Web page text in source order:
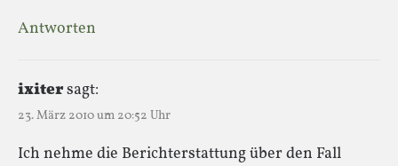
Antworten
ixitersagt:
23. März 2010 um 20:52 Uhr
Ich nehme die Berichterstattung über den Fall